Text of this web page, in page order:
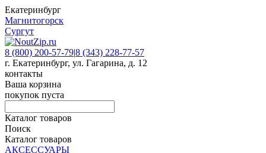
Екатеринбург
Магнитогорск
Сургут
8 (800) 200-57-79|8 (343) 228-77-57
г. Екатеринбург, ул. Гагарина, д. 12
контакты
Ваша корзина
покупок пуста
Каталог товаров
Поиск
Каталог товаров
АКСЕССУАРЫ